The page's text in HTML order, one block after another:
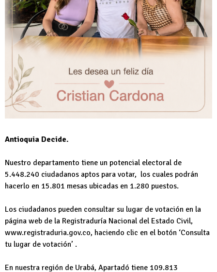
Antioquia Decide.
Nuestro departamento tiene un potencial electoral de
5.448.240 ciudadanos aptos para votar, los cuales podrán
hacerlo en 15.801 mesas ubicadas en 1.280 puestos.
Los ciudadanos pueden consultar su lugar de votación en la
página web de la Registraduría Nacional del Estado Civil,
www.registraduria.gov.co, haciendo clic en el botón ‘Consulta
tu lugar de votación’ .
En nuestra región de Urabá, Apartadó tiene 109.813